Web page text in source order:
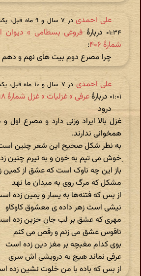
علی احمدی
۰۱:۳۴ دربارهٔفروغی بسطامی » دیوان
شمارهٔ ۴۰۶
:
چرا مصرع دوم بیت های نهم و دهم
علی احمدی
۰۱:۰۱ دربارهٔعرفی » غزلیات » غزل شمارهٔ ۹۸
درود
غزل بالا ایراد وزنی دارد و مصرع اول
همخوانی ندارند.
به نطر شکل صحیح این شعر چنین
ِخوش می تپم به خون و به تیرم چنین
باز این چه ناوک است که عشق از
مشکل که مرگ روی به میدان ما نهد
از بس که فتنه‌ها به یسار و یمین زده
نیشی است زهر داده ی معشوق کاوکاو
مهری که عشق بر لب جان حزین زده
ناقوس عشق می زنم و رقص می کنم
بوی کدام مغبچه بر مغز دین زده است
عرفی نماند هیچ به درویشی اش سری
از بس که باده با من خلوت نشین زده